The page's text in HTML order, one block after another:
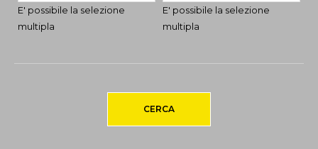
E' possibile la selezione
multipla
E' possibile la selezione
multipla
CERCA